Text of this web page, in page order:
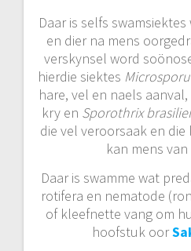
Daar is selfs
en dier na mens
verskynsel word
hierdie siektes
hare, vel en naels
kry en Sporothrix
die vel veroorsaak en
kan mens
Daar is swamme wat
rotifera en nematode
of kleefnette vang om
hoofstuk oor